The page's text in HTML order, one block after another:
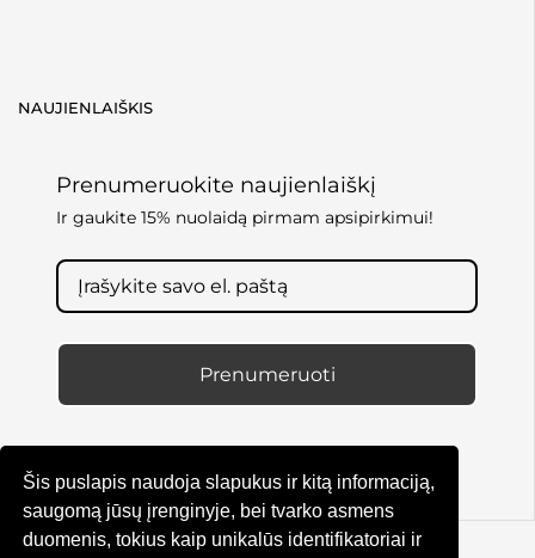
Šis puslapis naudoja slapukus ir kitą informaciją,
saugomą jūsų įrenginyje, bei tvarko asmens
duomenis, tokius kaip unikalūs identifikatoriai ir
NAUJIENLAIŠKIS
Prenumeruokite naujienlaiškį
Ir gaukite 15% nuolaidą pirmam apsipirkimui!
Prenumeruoti